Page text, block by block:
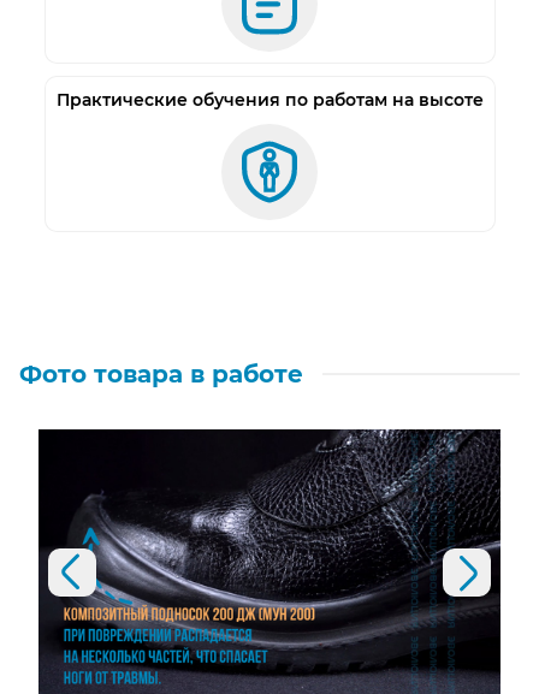
Практические обучения по работам на высоте
Фото товара в работе
Предыдущий слайд
Следующий слайд